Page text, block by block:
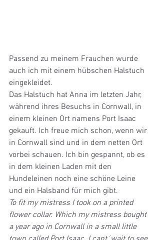
Passend zu meinem Frauchen wurde
auch ich mit einem hübschen Halstuch
eingekleidet.
Das Halstuch hat Anna im letzten Jahr,
während ihres Besuchs in Cornwall, in
einem kleinen Ort namens Port Isaac
gekauft. Ich freue mich schon, wenn wir
in Cornwall sind und in dem netten Ort
vorbei schauen. Ich bin gespannt, ob es
in dem kleinen Laden mit den
Hundeleinen noch eine schöne Leine
und ein Halsband für mich gibt.
To fit my mistress I took on a printed
flower collar. Which my mistress bought
a year ago in Cornwall in a small little